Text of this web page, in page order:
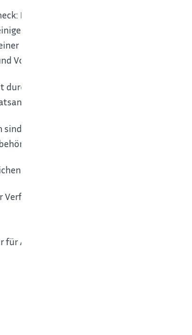
Mit dem Quick-Check können Sie vorab
Fragen beantworten. Beim Quick-Check
Einbürgerung erfüllen. Die endgültige
Vorlage aller erforderlichen Unterlagen.
durch schriftlichen Antrag oder
diese Möglichkeit
Sie zur Mitwirkung verpflichtet. Läuft
dessen Abschluss ab.
Ermittlungen durch und beteiligt
für Arbeit und